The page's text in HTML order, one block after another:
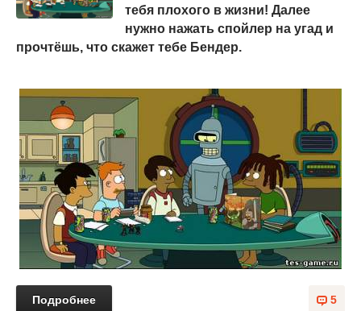
тебя плохого в жизни! Далее
нужно нажать спойлер на угад и
прочтёшь, что скажет тебе Бендер.
5
Подробнее